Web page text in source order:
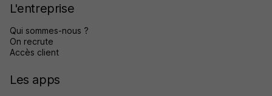
L'entreprise
Qui sommes-nous ?
On recrute
Accès client
Les apps